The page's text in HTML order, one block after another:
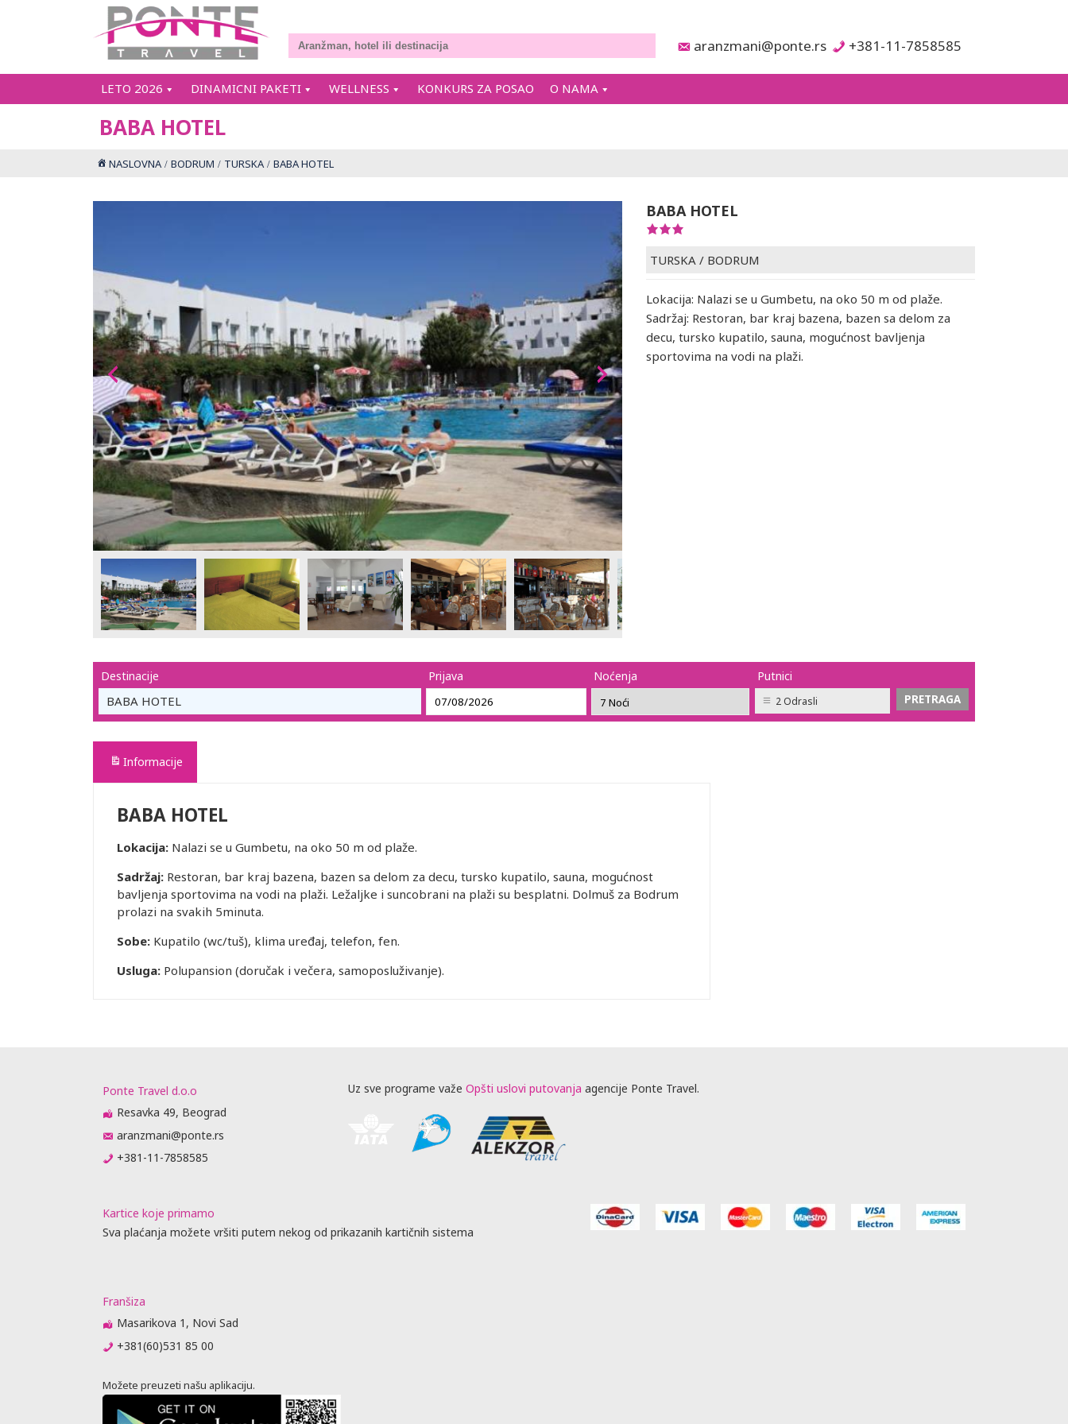
aranzmani@ponte.rs +381-11-7858585
LETO 2026 DINAMICNI PAKETI WELLNESS KONKURS ZA POSAO O NAMA
BABA HOTEL
NASLOVNA BODRUM TURSKA BABA HOTEL
BABA HOTEL
TURSKA / BODRUM
Lokacija: Nalazi se u Gumbetu, na oko 50 m od plaže.
Sadržaj: Restoran, bar kraj bazena, bazen sa delom za
decu, tursko kupatilo, sauna, mogućnost bavljenja
sportovima na vodi na plaži.
Destinacije
BABA HOTEL
Prijava Noćenja Putnici
2 Odrasli
Informacije
BABA HOTEL
Lokacija: Nalazi se u Gumbetu, na oko 50 m od plaže.
Sadržaj: Restoran, bar kraj bazena, bazen sa delom za decu, tursko kupatilo, sauna, mogućnost
bavljenja sportovima na vodi na plaži. Ležaljke i suncobrani na plaži su besplatni. Dolmuš za Bodrum
prolazi na svakih 5minuta.
Sobe: Kupatilo (wc/tuš), klima uređaj, telefon, fen.
Usluga: Polupansion (doručak i večera, samoposluživanje).
Ponte Travel d.o.o
Resavka 49, Beograd
aranzmani@ponte.rs
+381-11-7858585
Uz sve programe važe Opšti uslovi putovanja agencije Ponte Travel.
Kartice koje primamo
Sva plaćanja možete vršiti putem nekog od prikazanih kartičnih sistema
Franšiza
Masarikova 1, Novi Sad
+381(60)531 85 00
Možete preuzeti našu aplikaciju.